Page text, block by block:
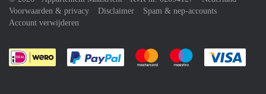
Voorwaarden & privacy
Disclaimer
Spam & nep-accounts
Account verwijderen
Je rekent gemakkelijk af met Paypal
Je rekent gemakkelijk af met
Je rekent